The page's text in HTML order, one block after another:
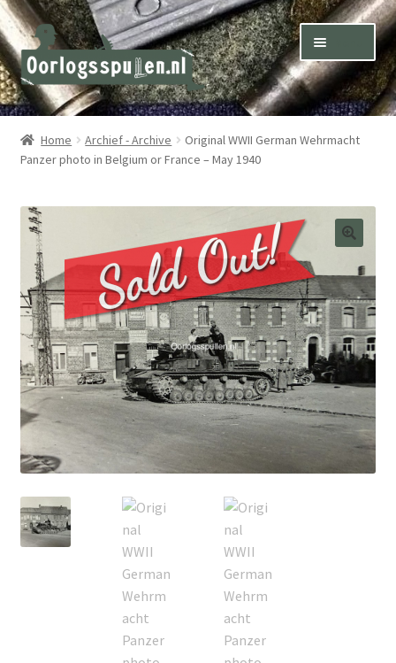
Skip
to
navigation
Skip
to
content
Winkel – Shop
Over ons – About us
Inkoop – Purchase
Contact
Terms & Conditions – Shipping & Delivery
Home Archief - Archive
Original WWII German Wehrmacht
Panzer photo in Belgium or France – May 1940